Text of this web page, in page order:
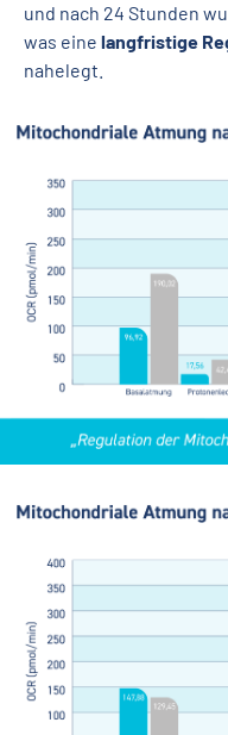
und nach 24 Stunden
was eine langfristige
nahelegt.